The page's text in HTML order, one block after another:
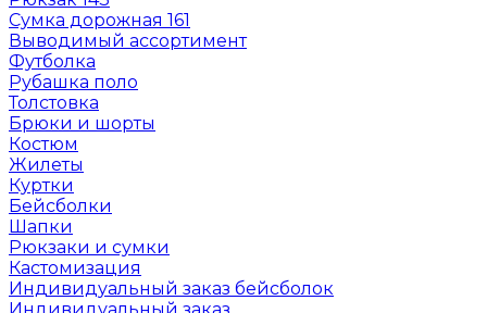
Сумка дорожная 161
Выводимый ассортимент
Футболка
Рубашка поло
Толстовка
Брюки и шорты
Костюм
Жилеты
Куртки
Бейсболки
Шапки
Рюкзаки и сумки
Кастомизация
Индивидуальный заказ бейсболок